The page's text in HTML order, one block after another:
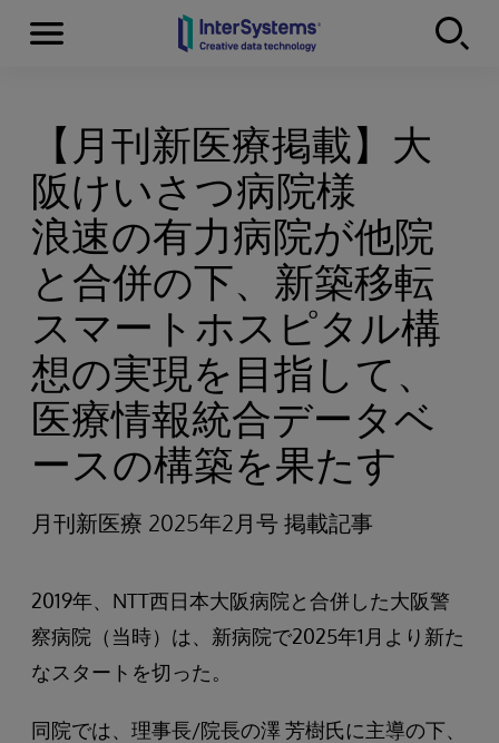
Skip to content
Menu
【月刊新医療掲載】大
阪けいさつ病院様
浪速の有力病院が他院
と合併の下、新築移転
スマートホスピタル構
想の実現を目指して、
医療情報統合データベ
ースの構築を果たす
月刊新医療 2025年2月号 掲載記事
2019年、NTT西日本大阪病院と合併した大阪警
察病院（当時）は、新病院で2025年1月より新た
なスタートを切った。
同院では、理事長/院長の澤 芳樹氏に主導の下、